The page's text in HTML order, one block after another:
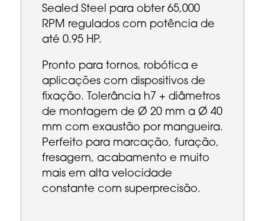
Sealed Steel para obter 65,000
RPM regulados com potência de
até 0.95 HP.
Pronto para tornos, robótica e
aplicações com dispositivos de
fixação. Tolerância h7 + diâmetros
de montagem de Ø 20 mm a Ø 40
mm com exaustão por mangueira.
Perfeito para marcação, furação,
fresagem, acabamento e muito
mais em alta velocidade
constante com superprecisão.